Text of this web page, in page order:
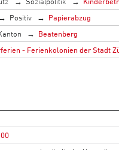
Positiv
Papierabzug
Beatenberg
- Ferienkolonien der Stadt